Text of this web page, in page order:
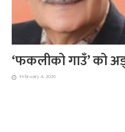
‘फकलीको गाउँ’ को
February 4, 2026